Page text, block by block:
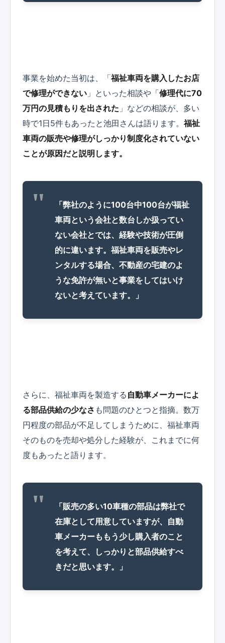
事業を始めた当初は、「福祉車両を購入したお店
で修理ができない 」といった相談や「修理代に70
万円の見積もりを出された 」などの相談が、多い
時で1日5件もあったと池田さんは語ります。 福祉
車両の販売や修理がしっかり制度化されていない
ことが原因だと説明します。
「弊社のように100台中100台が福祉
車両という会社と数台しか扱ってい
ない会社とでは、経験や技術が圧倒
的に違います。福祉車両を販売やレ
ンタルする場合、不動産の宅建のよ
うな免許が無いと事業をしてはいけ
ないと考えています。」
さらに、福祉車両を製造する 自動車メーカーによ
る部品供給の少なさ も問題のひとつと指摘。数万
円程度の部品が不足してしまうために、福祉車両
そのものを売却や処分した経験が、これまでに何
度もあったと語ります。
「販売の多い10車種の部品は弊社で
在庫として用意していますが、自動
車メーカーももう少し購入者のこと
を考えて、しっかりと部品供給すべ
きだと思います。」